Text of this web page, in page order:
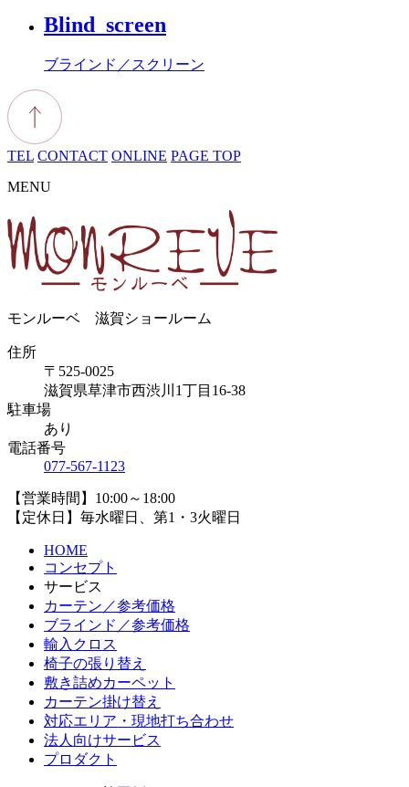
Blind_screen
ブラインド／スクリーン
TEL CONTACT ONLINE PAGE TOP
MENU
モンルーベ 滋賀ショールーム
住所
〒525-0025
滋賀県草津市西渋川1丁目16-38
駐車場
あり
電話番号
077-567-1123
【営業時間】10:00～18:00
【定休日】毎水曜日、第1・3火曜日
HOME
コンセプト
サービス
カーテン／参考価格
ブラインド／参考価格
輸入クロス
椅子の張り替え
敷き詰めカーペット
カーテン掛け替え
対応エリア・現地打ち合わせ
法人向けサービス
プロダクト